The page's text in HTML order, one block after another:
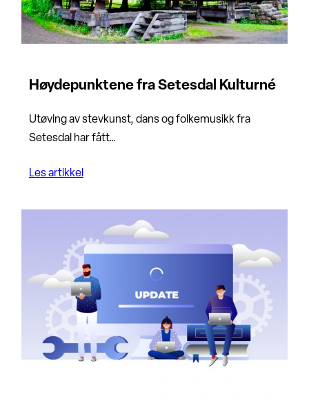
Høydepunktene fra Setesdal Kulturné
Utøving av stevkunst, dans og folkemusikk fra
Setesdal har fått…
Les artikkel